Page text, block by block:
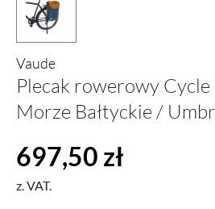
Vaude
Plecak rowerowy
Morze Bałtyckie /
Cena regularna:
697,50 zł
z. VAT.